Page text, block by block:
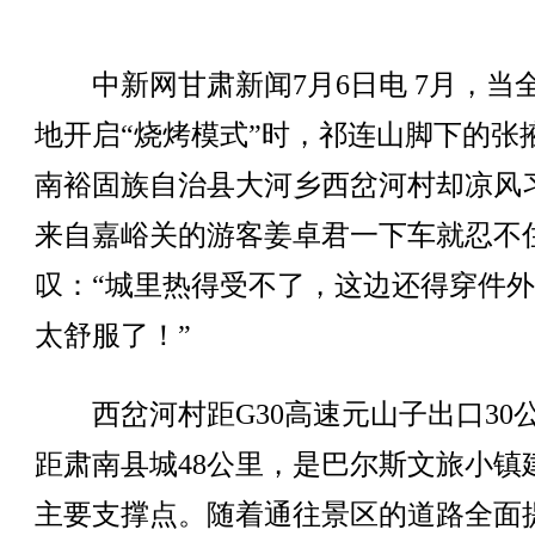
中新网甘肃新闻7月6日电 7月，当
地开启“烧烤模式”时，祁连山脚下的张
南裕固族自治县大河乡西岔河村却凉风
来自嘉峪关的游客姜卓君一下车就忍不
叹：“城里热得受不了，这边还得穿件
太舒服了！”
西岔河村距G30高速元山子出口30
距肃南县城48公里，是巴尔斯文旅小镇
主要支撑点。随着通往景区的道路全面